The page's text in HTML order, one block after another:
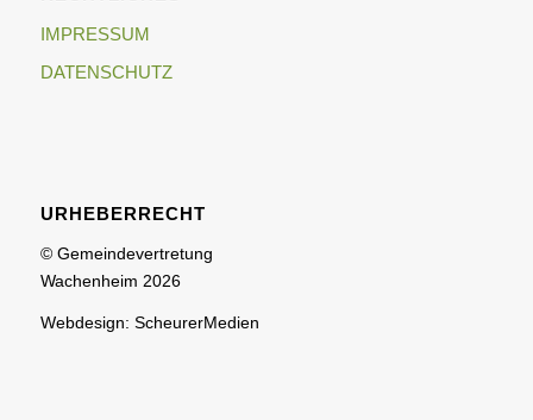
IMPRESSUM
DATENSCHUTZ
URHEBERRECHT
© Gemeindevertretung
Wachenheim 2026
Webdesign: ScheurerMedien